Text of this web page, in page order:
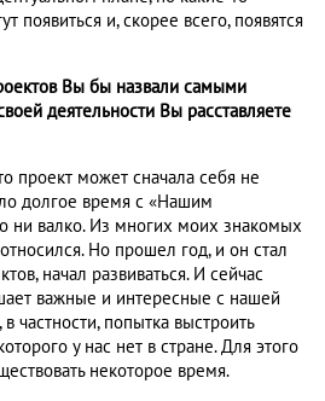
появиться и, скорее всего, появятся
Вы бы назвали самыми
деятельности Вы расставляете
проект может сначала себя не
долгое время с «Нашим
ни валко. Из многих моих знакомых
Но прошел год, и он стал
начал развиваться. И сейчас
важные и интересные с нашей
частности, попытка выстроить
у нас нет в стране. Для этого
некоторое время.